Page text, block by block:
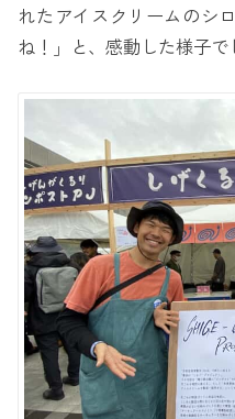
れたアイスクリームのシ
ね！」と、感動した様子で